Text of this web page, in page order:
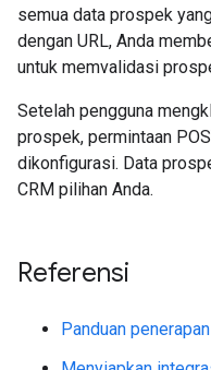
semua data prospek
dengan URL, Anda
untuk memvalidasi
Setelah pengguna
prospek, permintaan
dikonfigurasi. Data
CRM pilihan Anda.
Referensi
Panduan penerapan